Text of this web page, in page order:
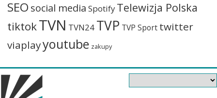
SEO social media Spotify Telewizja Polska
tiktokTVN TVN24 TVP TVP Sport twitter
viaplayyoutube zakupy